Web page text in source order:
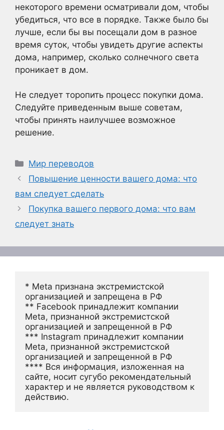
некоторого времени осматривали дом, чтобы
убедиться, что все в порядке. Также было бы
лучше, если бы вы посещали дом в разное
время суток, чтобы увидеть другие аспекты
дома, например, сколько солнечного света
проникает в дом.
Не следует торопить процесс покупки дома.
Следуйте приведенным выше советам,
чтобы принять наилучшее возможное
решение.
Рубрики
Мир переводов
Повышение ценности вашего дома: что
вам следует сделать
Покупка вашего первого дома: что вам
следует знать
* Meta признана экстремистской
организацией и запрещена в РФ
** Facebook принадлежит компании
Meta, признанной экстремистской
организацией и запрещенной в РФ
*** Instagram принадлежит компании
Meta, признанной экстремистской
организацией и запрещенной в РФ
**** Вся информация, изложенная на
сайте, носит сугубо рекомендательный
характер и не является руководством к
действию.